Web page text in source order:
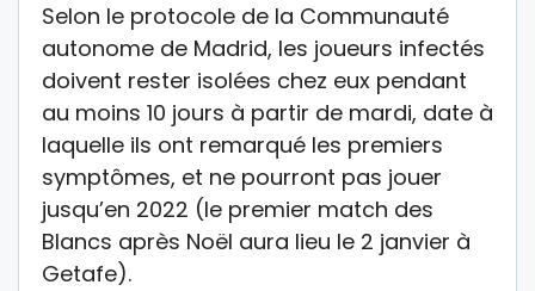
Selon le protocole de la Communauté
autonome de Madrid, les joueurs infectés
doivent rester isolées chez eux pendant
au moins 10 jours à partir de mardi, date à
laquelle ils ont remarqué les premiers
symptômes, et ne pourront pas jouer
jusqu’en 2022 (le premier match des
Blancs après Noël aura lieu le 2 janvier à
Getafe).